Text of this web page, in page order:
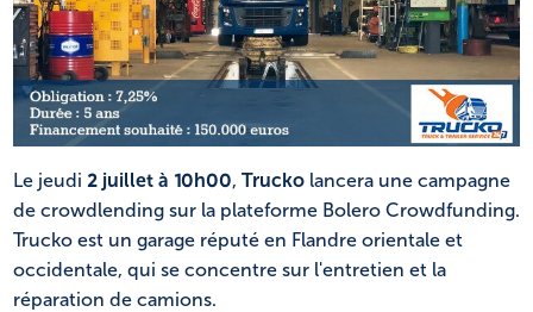
NL FR
Le jeudi 2 juillet à 10h00, Trucko lancera une campagne
de crowdlending sur la plateforme Bolero Crowdfunding.
Trucko est un garage réputé en Flandre orientale et
occidentale, qui se concentre sur l'entretien et la
réparation de camions.